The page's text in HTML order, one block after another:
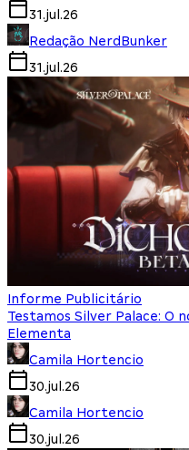
31.jul.26
Redação NerdBunker
31.jul.26
Informe Publicitário
Testamos Silver Palace: O
Elementa
Camila Hortencio
30.jul.26
Camila Hortencio
30.jul.26